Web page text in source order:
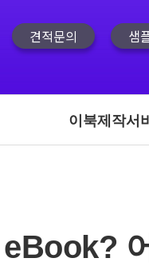
견적문의 샘
이북제작서
eBook?